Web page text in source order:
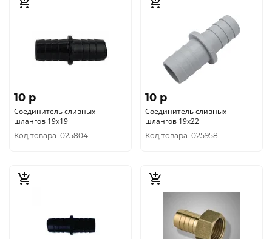
10 p
Соединитель сливных
шлангов 19х19
Код товара: 025804
10 p
Соединитель сливных
шлангов 19х22
Код товара: 025958